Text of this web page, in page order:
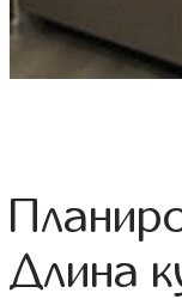
Длина